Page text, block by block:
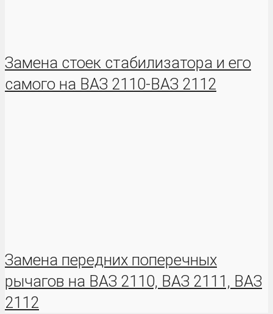
Замена стоек стабилизатора и его
самого на ВАЗ 2110-ВАЗ 2112
Замена передних поперечных
рычагов на ВАЗ 2110, ВАЗ 2111, ВАЗ
2112